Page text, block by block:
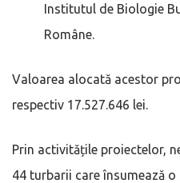
Institutul de Biologie
Române.
Valoarea alocată acestor
respectiv 17.527.646 lei.
Prin activitățile proiectelor,
44 turbarii care însumează